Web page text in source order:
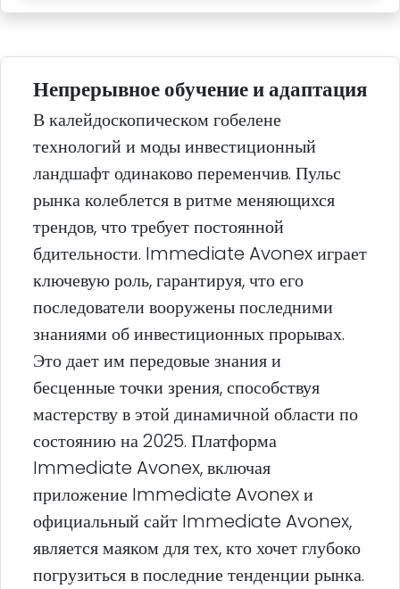
Непрерывное обучение и адаптация
В калейдоскопическом гобелене
технологий и моды инвестиционный
ландшафт одинаково переменчив. Пульс
рынка колеблется в ритме меняющихся
трендов, что требует постоянной
бдительности. Immediate Avonex играет
ключевую роль, гарантируя, что его
последователи вооружены последними
знаниями об инвестиционных прорывах.
Это дает им передовые знания и
бесценные точки зрения, способствуя
мастерству в этой динамичной области по
состоянию на 2025. Платформа
Immediate Avonex, включая
приложение Immediate Avonex и
официальный сайт Immediate Avonex,
является маяком для тех, кто хочет глубоко
погрузиться в последние тенденции рынка.